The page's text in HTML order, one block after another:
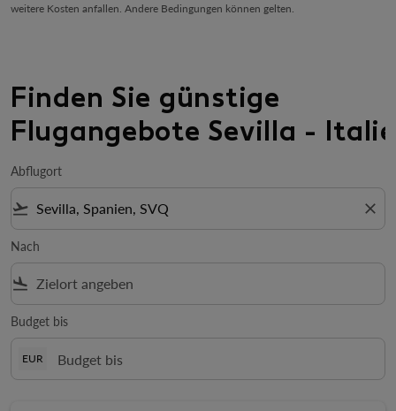
weitere Kosten anfallen. Andere Bedingungen können gelten.
Finden Sie günstige
Flugangebote Sevilla -
Abflugort
flight_takeoff close
Nach
flight_land
Budget bis
EUR